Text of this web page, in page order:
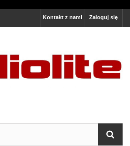
Zaloguj się
Kontakt z nami